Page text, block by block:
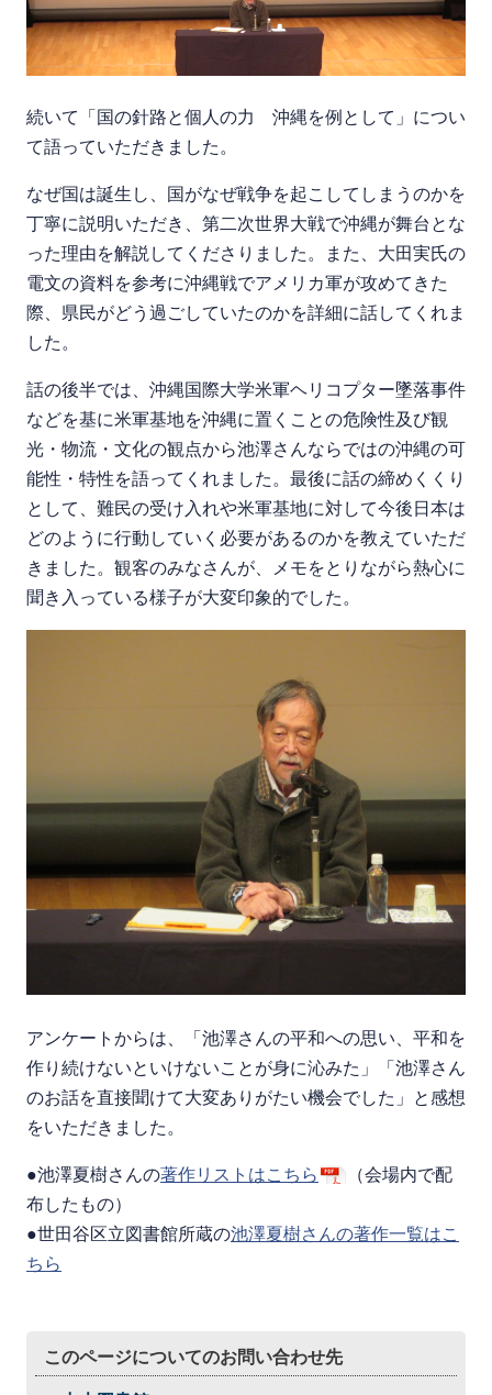
続いて「国の針路と個人の力 沖縄を例として」につい
て語っていただきました。
なぜ国は誕生し、国がなぜ戦争を起こしてしまうのかを
丁寧に説明いただき、第二次世界大戦で沖縄が舞台とな
った理由を解説してくださりました。また、大田実氏の
電文の資料を参考に沖縄戦でアメリカ軍が攻めてきた
際、県民がどう過ごしていたのかを詳細に話してくれま
した。
話の後半では、沖縄国際大学米軍ヘリコプター墜落事件
などを基に米軍基地を沖縄に置くことの危険性及び観
光・物流・文化の観点から池澤さんならではの沖縄の可
能性・特性を語ってくれました。最後に話の締めくくり
として、難民の受け入れや米軍基地に対して今後日本は
どのように行動していく必要があるのかを教えていただ
きました。観客のみなさんが、メモをとりながら熱心に
聞き入っている様子が大変印象的でした。
アンケートからは、「池澤さんの平和への思い、平和を
作り続けないといけないことが身に沁みた」「池澤さん
のお話を直接聞けて大変ありがたい機会でした」と感想
をいただきました。
●池澤夏樹さんの著作リストはこちら
（会場内で配
布したもの）
●世田谷区立図書館所蔵の池澤夏樹さんの著作一覧はこ
ちら
このページについてのお問い合わせ先